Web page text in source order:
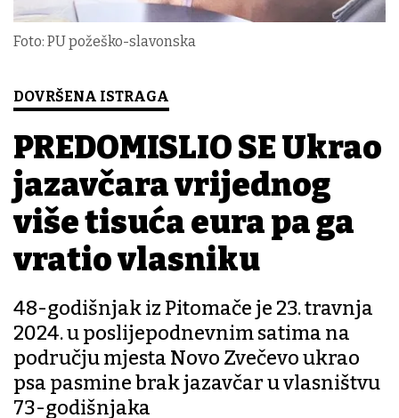
Foto: PU požeško-slavonska
DOVRŠENA ISTRAGA
PREDOMISLIO SE Ukrao
jazavčara vrijednog
više tisuća eura pa ga
vratio vlasniku
48-godišnjak iz Pitomače je 23. travnja
2024. u poslijepodnevnim satima na
području mjesta Novo Zvečevo ukrao
psa pasmine brak jazavčar u vlasništvu
73-godišnjaka